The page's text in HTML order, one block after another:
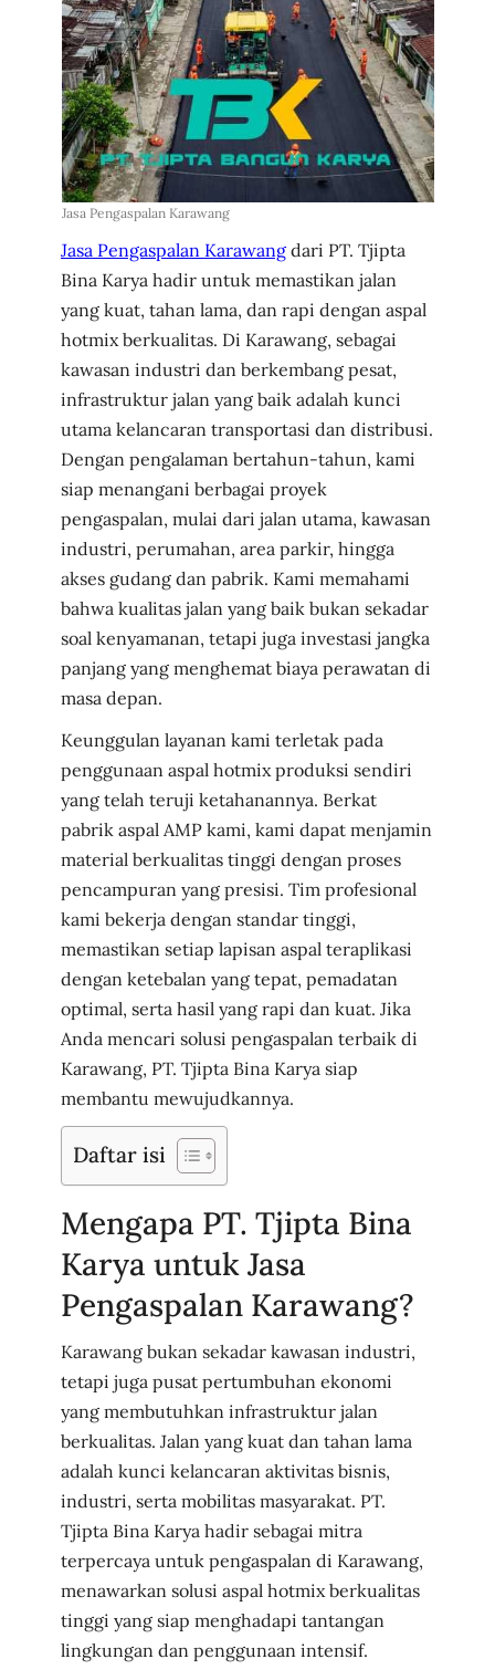
Jasa Pengaspalan Karawang
Jasa Pengaspalan Karawang dari PT. Tjipta
Bina Karya hadir untuk memastikan jalan
yang kuat, tahan lama, dan rapi dengan aspal
hotmix berkualitas. Di Karawang, sebagai
kawasan industri dan berkembang pesat,
infrastruktur jalan yang baik adalah kunci
utama kelancaran transportasi dan distribusi.
Dengan pengalaman bertahun-tahun, kami
siap menangani berbagai proyek
pengaspalan, mulai dari jalan utama, kawasan
industri, perumahan, area parkir, hingga
akses gudang dan pabrik. Kami memahami
bahwa kualitas jalan yang baik bukan sekadar
soal kenyamanan, tetapi juga investasi jangka
panjang yang menghemat biaya perawatan di
masa depan.
Keunggulan layanan kami terletak pada
penggunaan aspal hotmix produksi sendiri
yang telah teruji ketahanannya. Berkat
pabrik aspal AMP kami, kami dapat menjamin
material berkualitas tinggi dengan proses
pencampuran yang presisi. Tim profesional
kami bekerja dengan standar tinggi,
memastikan setiap lapisan aspal teraplikasi
dengan ketebalan yang tepat, pemadatan
optimal, serta hasil yang rapi dan kuat. Jika
Anda mencari solusi pengaspalan terbaik di
Karawang, PT. Tjipta Bina Karya siap
membantu mewujudkannya.
Daftar isi
Mengapa PT. Tjipta Bina
Karya untuk Jasa
Pengaspalan Karawang?
Karawang bukan sekadar kawasan industri,
tetapi juga pusat pertumbuhan ekonomi
yang membutuhkan infrastruktur jalan
berkualitas. Jalan yang kuat dan tahan lama
adalah kunci kelancaran aktivitas bisnis,
industri, serta mobilitas masyarakat. PT.
Tjipta Bina Karya hadir sebagai mitra
terpercaya untuk pengaspalan di Karawang,
menawarkan solusi aspal hotmix berkualitas
tinggi yang siap menghadapi tantangan
lingkungan dan penggunaan intensif.